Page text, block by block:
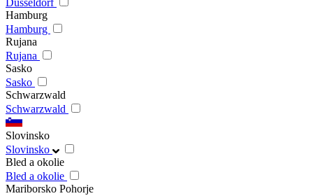
Düsseldorf
Hamburg
Hamburg
Rujana
Rujana
Sasko
Sasko
Schwarzwald
Schwarzwald
Slovinsko
Slovinsko
Bled a okolie
Bled a okolie
Mariborsko Pohorje